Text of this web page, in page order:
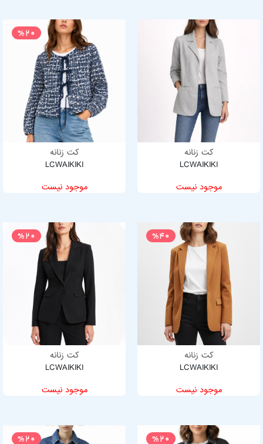
کت زنانه
LCWAIKIKI
موجود نیست
%20
کت زنانه
LCWAIKIKI
موجود نیست
%40
کت زنانه
LCWAIKIKI
موجود نیست
%20
کت زنانه
LCWAIKIKI
موجود نیست
%20
%20